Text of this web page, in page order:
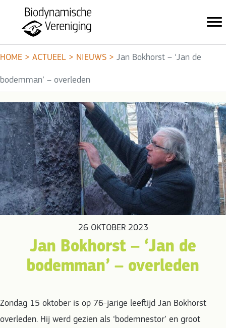
HOME > ACTUEEL > NIEUWS > Jan Bokhorst – ‘Jan de
bodemman’ – overleden
26 OKTOBER 2023
Jan Bokhorst – ‘Jan de
bodemman’ – overleden
Zondag 15 oktober is op 76-jarige leeftijd Jan Bokhorst
overleden. Hij werd gezien als ‘bodemnestor’ en groot